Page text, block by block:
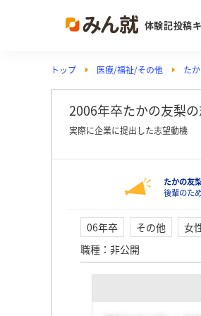
体験記投稿
トップ 医療/福祉/その他 た
2006年卒たかの友梨
実際に企業に提出した志望動機
たかの友
後輩のた
06年卒 その他 女
職種 ： 非公開